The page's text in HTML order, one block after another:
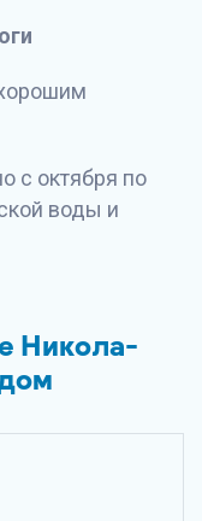
с октября по
воды и
Никола-